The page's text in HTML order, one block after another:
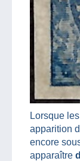
Lorsque
apparition
encore
apparaître